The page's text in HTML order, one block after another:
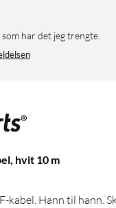
som har det jeg trengte.
hvit 10 m
kabel. Hann til hann.